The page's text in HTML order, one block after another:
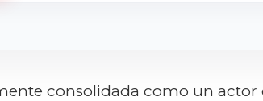
consolidada como un